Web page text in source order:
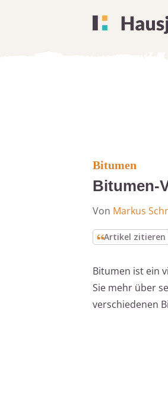
Bitumen
Bitumen-
Von Markus
Artikel zitieren
Bitumen ist ein
Sie mehr über
verschiedenen